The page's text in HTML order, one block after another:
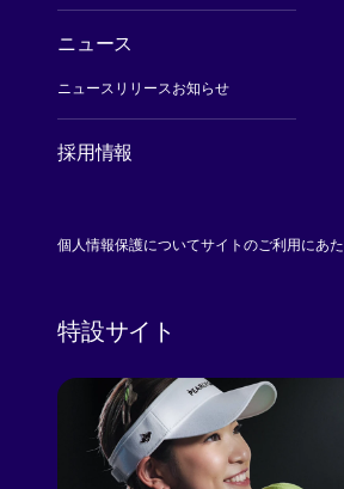
ニュース
ニュースリリースお知らせ
採用情報
個人情報保護についてサイトのご利用にあ
特設サイト